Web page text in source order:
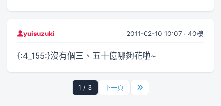
yuisuzuki 2011-02-10 10:07 · 40樓
{:4_155:}沒有個三、五十億哪夠花啦~
1 / 3 下一頁